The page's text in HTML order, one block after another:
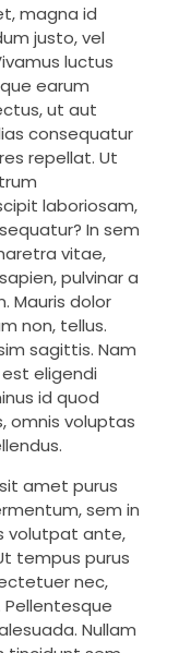
magna id
justo, vel
luctus
earum
ut aut
consequatur
repellat. Ut
laboriosam,
In sem
vitae,
pulvinar a
Mauris dolor
non, tellus.
sagittis. Nam
eligendi
id quod
omnis voluptas
amet purus
sem in
volutpat ante,
tempus purus
nec,
Pellentesque
Nullam